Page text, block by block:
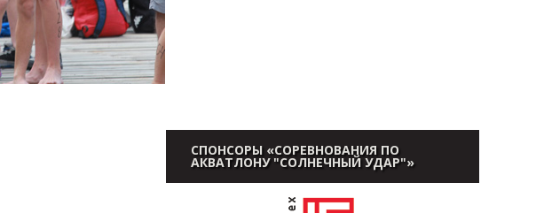
СПОНСОРЫ «СОРЕВНОВАНИЯ ПО
АКВАТЛОНУ "СОЛНЕЧНЫЙ УДАР"»